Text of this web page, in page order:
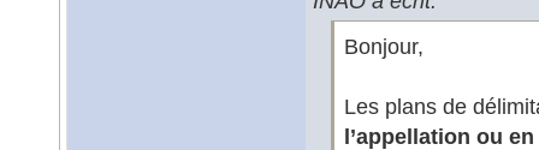
Bonjour,
Les plans de
l’appellation ou